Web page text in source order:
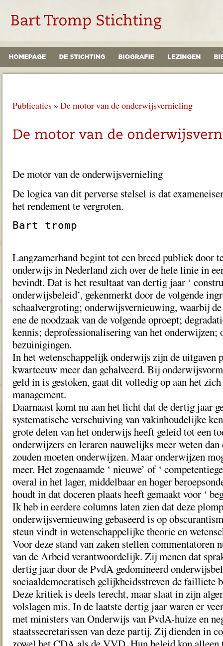
Publicaties » De motor van de onderwijsvernieling
De motor van de onderwijsvernieling
De logica van dit perverse stelsel is dat
het rendement te vergroten.
Bart tromp
Langzamerhand begint tot een breed publiek door
onderwijs in Nederland zich over de hele linie in
bevindt. Dat is het resultaat van dertig jaar ‘
onderwijsbeleid’, gekenmerkt door de volgende
schaalvergroting; onderwijsvernieuwing, waarbij
ene de noodzaak van de volgende oproept;
kennis; deprofessionalisering van het onderwijzen;
bezuinigingen.
In het wetenschappelijk onderwijs zijn de uitgaven
kwarteeuw meer dan gehalveerd. Bij
geld in is gestoken, gaat dit volledig op aan het
management.
Daarnaast komt nu aan het licht dat de dertig jaar
systematische verschuiving van vakinhoudelijke
grote delen van het onderwijs heeft geleid tot een
onderwijzers en leraren nauwelijks meer weten dan
zouden moeten onderwijzen. Maar onderwijzen
meer. Het zogenaamde ‘ nieuwe’ of ‘
overal in het lager, middelbaar en hoger
houdt in dat doceren plaats heeft gemaakt voor ‘
Ik heb in eerdere columns laten zien dat deze
onderwijsvernieuwing gebaseerd is op
steun vindt in wetenschappelijke theorie en
Voor deze stand van zaken stellen commentatoren
van de Arbeid verantwoordelijk. Zij menen dat
dertig jaar door de PvdA gedomineerd
sociaaldemocratisch gelijkheidsstreven de failliete
Deze kritiek is deels terecht, maar slaat in zijn
volslagen mis. In de laatste dertig jaar waren er
met ministers van Onderwijs van PvdA-huize en
staatssecretarissen van deze partij. Zij dienden in